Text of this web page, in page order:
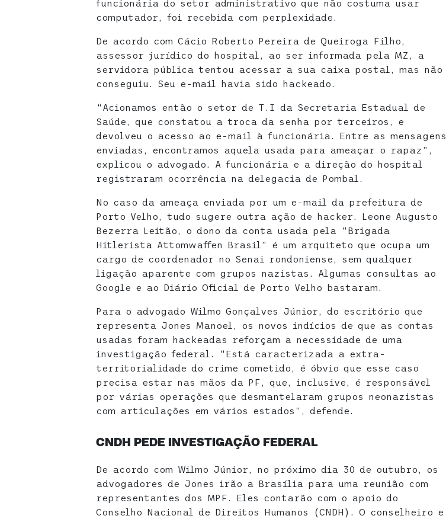
funcionária do setor administrativo que não costuma usar
computador, foi recebida com perplexidade.
De acordo com Cácio Roberto Pereira de Queiroga Filho,
assessor jurídico do hospital, ao ser informada pela MZ, a
servidora pública tentou acessar a sua caixa postal, mas não
conseguiu. Seu e-mail havia sido hackeado.
“Acionamos então o setor de T.I da Secretaria Estadual de
Saúde, que constatou a troca da senha por terceiros, e
devolveu o acesso ao e-mail à funcionária. Entre as mensagens
enviadas, encontramos aquela usada para ameaçar o rapaz”,
explicou o advogado. A funcionária e a direção do hospital
registraram ocorrência na delegacia de Pombal.
No caso da ameaça enviada por um e-mail da prefeitura de
Porto Velho, tudo sugere outra ação de hacker. Leone Augusto
Bezerra Leitão, o dono da conta usada pela “Brigada
Hitlerista Attomwaffen Brasil” é um arquiteto que ocupa um
cargo de coordenador no Senai rondoniense, sem qualquer
ligação aparente com grupos nazistas. Algumas consultas ao
Google e ao Diário Oficial de Porto Velho bastaram.
Para o advogado Wilmo Gonçalves Júnior, do escritório que
representa Jones Manoel, os novos indícios de que as contas
usadas foram hackeadas reforçam a necessidade de uma
investigação federal. “Está caracterizada a extra-
territorialidade do crime cometido, é óbvio que esse caso
precisa estar nas mãos da PF, que, inclusive, é responsável
por várias operações que desmantelaram grupos neonazistas
com articulações em vários estados”, defende.
CNDH PEDE INVESTIGAÇÃO FEDERAL
De acordo com Wilmo Júnior, no próximo dia 30 de outubro, os
advogadores de Jones irão a Brasília para uma reunião com
representantes dos MPF. Eles contarão com o apoio do
Conselho Nacional de Direitos Humanos (CNDH). O conselheiro e